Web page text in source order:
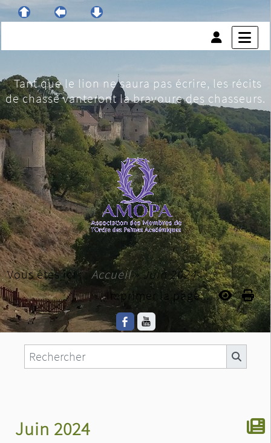
Tant que le lion ne saura pas écrire, les récits
de chasse vanteront la bravoure des chasseurs.
Vous êtes ici : Accueil»Juin 2024
Imprimer la page...
Juin 2024